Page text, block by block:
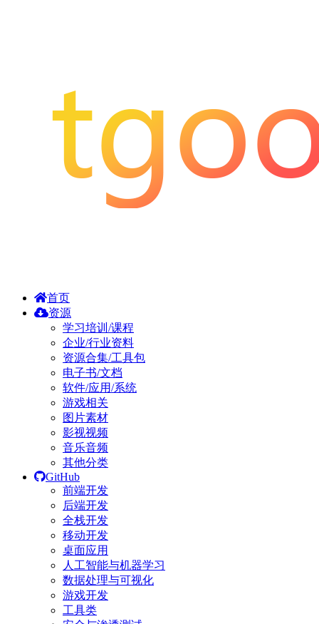
首页
资源
学习培训/课程
企业/行业资料
资源合集/工具包
电子书/文档
软件/应用/系统
游戏相关
图片素材
影视视频
音乐音频
其他分类
GitHub
前端开发
后端开发
全栈开发
移动开发
桌面应用
人工智能与机器学习
数据处理与可视化
游戏开发
工具类